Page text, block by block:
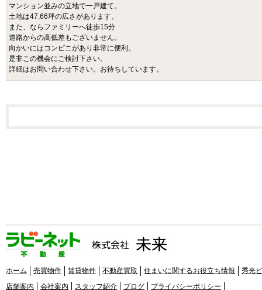
マンション並みの立地で一戸建て。
土地は47.66坪の広さがあります。
また、ならファミリーへ徒歩15分
道路からの高低差もございません。
向かいにはコンビニがあり非常に便利。
是非この機会にご検討下さい。
詳細はお問い合わせ下さい。お待ちしています。
ホーム 売買物件 賃貸物件 不動産買取 住まいに関するお役立ち情報
秀光
店舗案内
会社案内 スタッフ紹介 ブログ プライバシーポリシー